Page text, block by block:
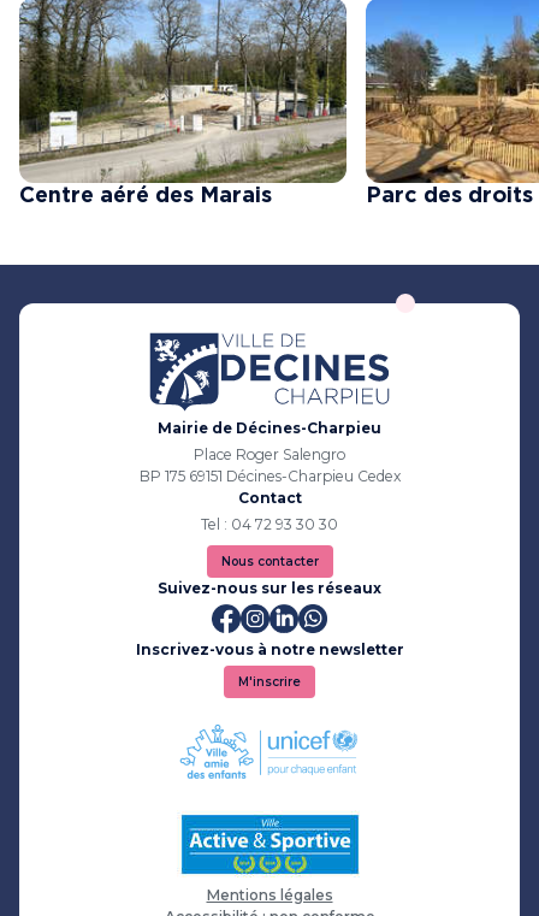
Centre aéré des Marais Parc des
Mairie de Décines-Charpieu
Place Roger Salengro
BP 175 69151 Décines-Charpieu Cedex
Contact
Tel : 04 72 93 30 30
Nous contacter
Suivez-nous sur les réseaux
Inscrivez-vous à notre newsletter
M'inscrire
Mentions légales